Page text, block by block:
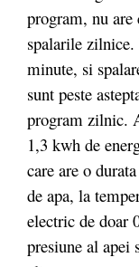
program, nu are
spalarile zilnice.
minute, si
sunt peste
program zilnic.
1,3 kwh de
care are o
de apa, la
electric de doar
presiune al apei